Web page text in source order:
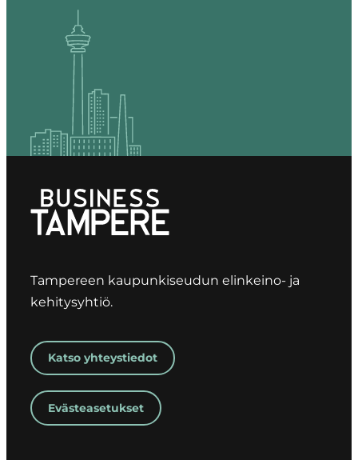
Tampereen kaupunkiseudun elinkeino- ja
kehitysyhtiö.
Katso yhteystiedot
Evästeasetukset